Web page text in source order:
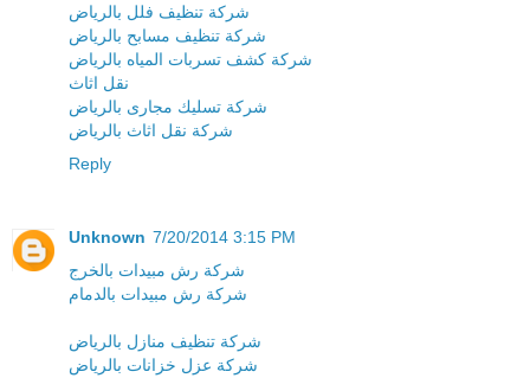
شركة تنظيف فلل بالرياض
شركة تنظيف مسابح بالرياض
شركة كشف تسربات المياه بالرياض
نقل اثاث
شركة تسليك مجارى بالرياض
شركة نقل اثاث بالرياض
Reply
Unknown 7/20/2014 3:15 PM
شركة رش مبيدات بالخرج
شركة رش مبيدات بالدمام
شركة تنظيف منازل بالرياض
شركة عزل خزانات بالرياض